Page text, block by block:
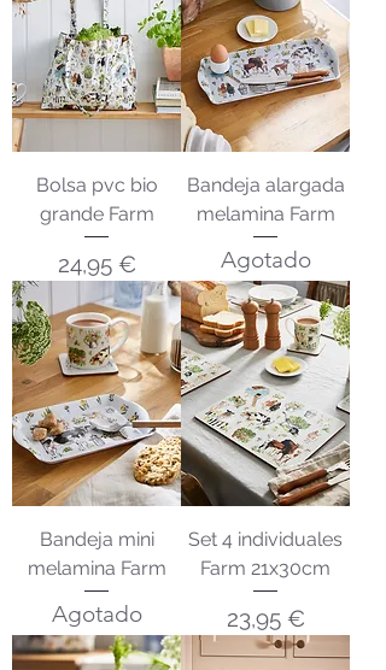
Bolsa pvc bio
grande Farm
Precio
24,95 €
Bandeja alargada
melamina Farm
Agotado
Bandeja mini
melamina Farm
Agotado
Set 4 individuales
Farm 21x30cm
Precio
23,95 €